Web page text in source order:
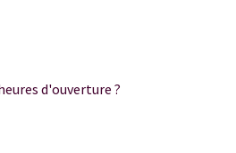
d'ouverture ?